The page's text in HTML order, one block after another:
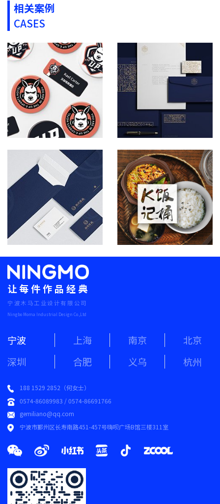
相关案例
CASES
让每件作品经典
宁波木马工业设计有限公司
Ningbo Moma Industrial Design Co.,Ltd
宁波 上海 南京
北京
深圳
合肥 义乌 杭州
188 1529 2852（何女士）
0574-86089983 / 0574-86691766
gemiliano@qq.com
宁波市鄞州区长寿南路451-457号嗨呗广场B馆三楼311室